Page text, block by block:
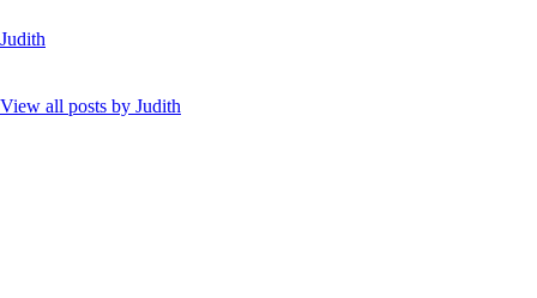
Judith
View all posts by Judith